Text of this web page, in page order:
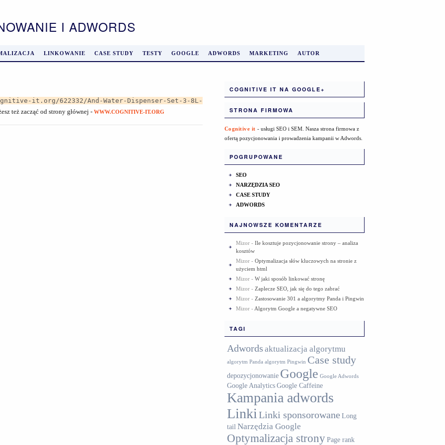
I ADWORDS
LINKOWANIE CASE STUDY TESTY GOOGLE ADWORDS MARKETING AUTOR
it.org/622332/And-Water-Dispenser-Set-3-8L-
też zacząć od strony głównej - WWW.COGNITIVE-IT.ORG
COGNITIVE IT NA GOOGLE+
STRONA FIRMOWA
Cognitive it - usługi SEO i SEM. Nasza strona firmowa z
ofertą pozycjonowania i prowadzenia kampanii w Adwords.
POGRUPOWANE
SEO
NARZĘDZIA SEO
CASE STUDY
ADWORDS
NAJNOWSZE KOMENTARZE
Mizor- Ile kosztuje pozycjonowanie strony – analiza
kosztów
Mizor- Optymalizacja słów kluczowych na stronie z
użyciem html
Mizor- W jaki sposób linkować stronę
Mizor- Zaplecze SEO, jak się do tego zabrać
Mizor- Zastosowanie 301 a algorytmy Panda i Pingwin
Mizor- Algorytm Google a negatywne SEO
TAGI
Adwords aktualizacja algorytmu
algorytm Panda algorytm Pingwin Case study
depozycjonowanie Google Google Adwords
Google AnalyticsGoogle Caffeine
Kampania adwords
Linki Linki sponsorowane Long
tail Narzędzia Google
Optymalizacja stronyPage rank